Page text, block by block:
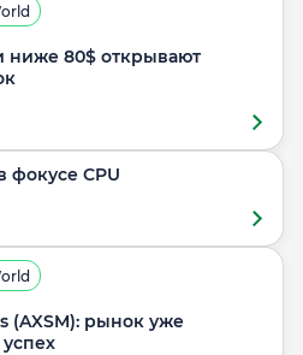
ниже 80$ открывают
фокусе CPU
(AXSM): рынок уже